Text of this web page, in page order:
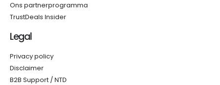
Ons partnerprogramma
TrustDeals Insider
Legal
Privacy policy
Disclaimer
B2B Support / NTD